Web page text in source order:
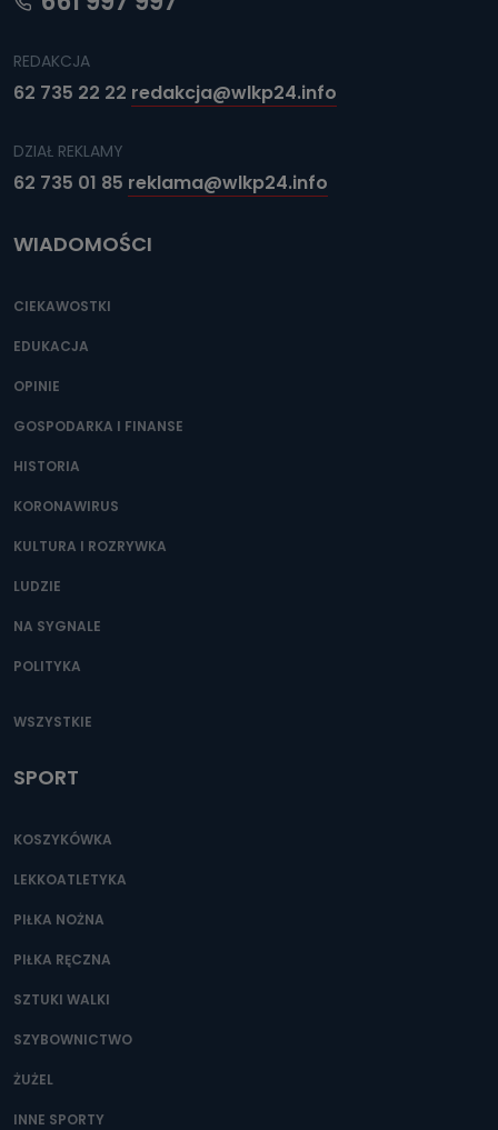
REDAKCJA
62 735 22 22 redakcja@wlkp24.info
DZIAŁ REKLAMY
62 735 01 85 reklama@wlkp24.info
WIADOMOŚCI
CIEKAWOSTKI
EDUKACJA
OPINIE
GOSPODARKA I FINANSE
HISTORIA
KORONAWIRUS
KULTURA I ROZRYWKA
LUDZIE
NA SYGNALE
POLITYKA
WSZYSTKIE
SPORT
KOSZYKÓWKA
LEKKOATLETYKA
PIŁKA NOŻNA
PIŁKA RĘCZNA
SZTUKI WALKI
SZYBOWNICTWO
ŻUŻEL
INNE SPORTY